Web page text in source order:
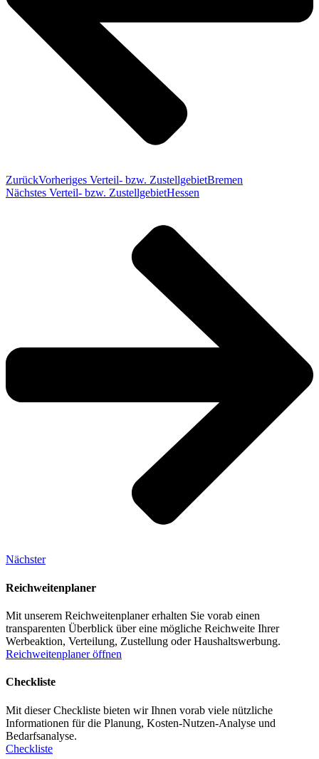
ZurückVorheriges Verteil- bzw. ZustellgebietBremen
Nächstes Verteil- bzw. ZustellgebietHessen
Nächster
Reichweitenplaner
Mit unserem Reichweitenplaner erhalten Sie vorab einen
transparenten Überblick über eine mögliche Reichweite Ihrer
Werbeaktion, Verteilung, Zustellung oder Haushaltswerbung.
Reichweitenplaner öffnen
Checkliste
Mit dieser Checkliste bieten wir Ihnen vorab viele nützliche
Informationen für die Planung, Kosten-Nutzen-Analyse und
Bedarfsanalyse.
Checkliste